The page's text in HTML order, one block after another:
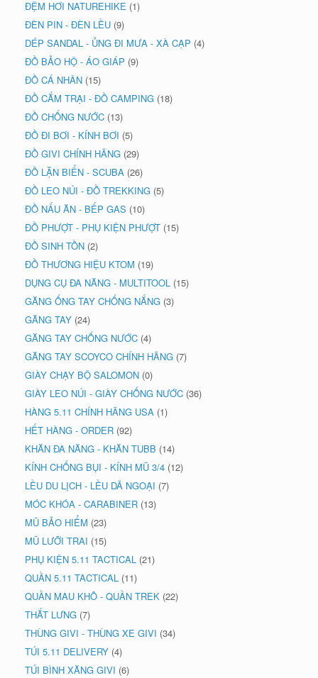
ĐỆM HƠI NATUREHIKE (1)
ĐÈN PIN - ĐÈN LỀU (9)
DÉP SANDAL - ỦNG ĐI MƯA - XÀ CẠP (4)
ĐỒ BẢO HỘ - ÁO GIÁP (9)
ĐỒ CÁ NHÂN (15)
ĐỒ CẮM TRẠI - ĐỒ CAMPING (18)
ĐỒ CHỐNG NƯỚC (13)
ĐỒ ĐI BƠI - KÍNH BƠI (5)
ĐỒ GIVI CHÍNH HÃNG (29)
ĐỒ LẶN BIỂN - SCUBA (26)
ĐỒ LEO NÚI - ĐỒ TREKKING (5)
ĐỒ NẤU ĂN - BẾP GAS (10)
ĐỒ PHƯỢT - PHỤ KIỆN PHƯỢT (15)
ĐỒ SINH TỒN (2)
ĐỒ THƯƠNG HIỆU KTOM (19)
DỤNG CỤ ĐA NĂNG - MULTITOOL (15)
GĂNG ỐNG TAY CHỐNG NẮNG (3)
GĂNG TAY (24)
GĂNG TAY CHỐNG NƯỚC (4)
GĂNG TAY SCOYCO CHÍNH HÃNG (7)
GIÀY CHẠY BỘ SALOMON (0)
GIÀY LEO NÚI - GIÀY CHỐNG NƯỚC (36)
HÀNG 5.11 CHÍNH HÃNG USA (1)
HẾT HÀNG - ORDER (92)
KHĂN ĐA NĂNG - KHĂN TUBB (14)
KÍNH CHỐNG BỤI - KÍNH MŨ 3/4 (12)
LỀU DU LỊCH - LỀU DÃ NGOẠI (7)
MÓC KHÓA - CARABINER (13)
MŨ BẢO HIỂM (23)
MŨ LƯỠI TRAI (15)
PHỤ KIỆN 5.11 TACTICAL (21)
QUẦN 5.11 TACTICAL (11)
QUẦN MAU KHÔ - QUẦN TREK (22)
THẮT LƯNG (7)
THÙNG GIVI - THÙNG XE GIVI (34)
TÚI 5.11 DELIVERY (4)
TÚI BÌNH XĂNG GIVI (6)